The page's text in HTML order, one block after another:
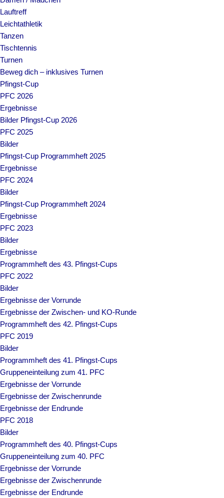
Lauftreff
Leichtathletik
Tanzen
Tischtennis
Turnen
Beweg dich – inklusives Turnen
Pfingst-Cup
PFC 2026
Ergebnisse
Bilder Pfingst-Cup 2026
PFC 2025
Bilder
Pfingst-Cup Programmheft 2025
Ergebnisse
PFC 2024
Bilder
Pfingst-Cup Programmheft 2024
Ergebnisse
PFC 2023
Bilder
Ergebnisse
Programmheft des 43. Pfingst-Cups
PFC 2022
Bilder
Ergebnisse der Vorrunde
Ergebnisse der Zwischen- und KO-Runde
Programmheft des 42. Pfingst-Cups
PFC 2019
Bilder
Programmheft des 41. Pfingst-Cups
Gruppeneinteilung zum 41. PFC
Ergebnisse der Vorrunde
Ergebnisse der Zwischenrunde
Ergebnisse der Endrunde
PFC 2018
Bilder
Programmheft des 40. Pfingst-Cups
Gruppeneinteilung zum 40. PFC
Ergebnisse der Vorrunde
Ergebnisse der Zwischenrunde
Ergebnisse der Endrunde